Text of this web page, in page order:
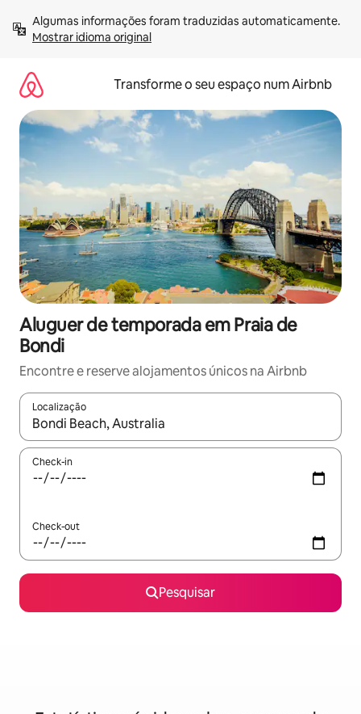
para
Mostrar idioma original
Transforme o seu espaço num Airbnb
Aluguer de temporada em Praia de
Bondi
Encontre e reserve alojamentos únicos na Airbnb
Localização
Quando os resultados estiverem disponíveis, navegue com
Check-in
Check-out
Pesquisar